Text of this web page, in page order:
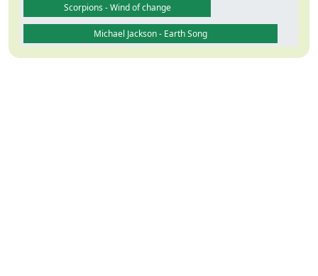
Scorpions - Wind of change
Michael Jackson - Earth Song